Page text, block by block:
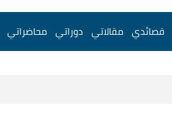
قصائدي مقالاتي دوراتي محاضراتي